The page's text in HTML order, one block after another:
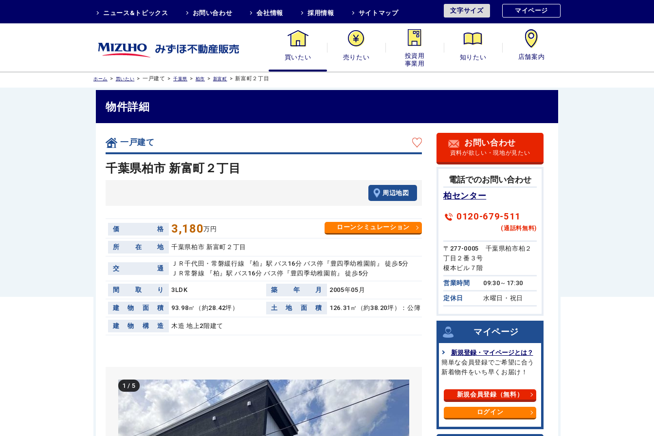
ニュース&トピックス お問い合わせ 会社情報 採用情報 サイトマップ 文字サイズ マイページ
買いたい 売りたい 投資用・事業用 知りたい 店舗案内
ホーム > 買いたい > 一戸建て > 千葉県 > 柏市 > 新富町 > 新富町２丁目
物件詳細
一戸建て
千葉県柏市 新富町２丁目
周辺地図
価 格 3,180万円 ローンシミュレーション
所 在 地 千葉県柏市 新富町２丁目
交 通
ＪＲ千代田・常磐緩行線 『柏』駅 バス16分 バス停『豊四季幼稚園前』 徒歩5分
ＪＲ常磐線 『柏』駅 バス16分 バス停『豊四季幼稚園前』 徒歩5分
間 取 り 3LDK 築 年 月 2005年05月
建 物 面 積 93.98㎡（約28.42坪） 土 地 面 積 126.31㎡（約38.20坪）：公簿
建 物 構 造 木造 地上2階建て
1 /5
お問い合わせ
資料が欲しい・現地が見たい
電話でのお問い合わせ
柏センター
0120-679-511
(通話料無料)
〒277-0005 千葉県柏市柏２
丁目２番３号
榎本ビル７階
営業時間 09:30～17:30
定休日 水曜日・祝日
マイページ
新規登録・マイページとは？
簡単な会員登録でご希望に合う
新着物件をいち早くお届け！
新規会員登録（無料）
ログイン